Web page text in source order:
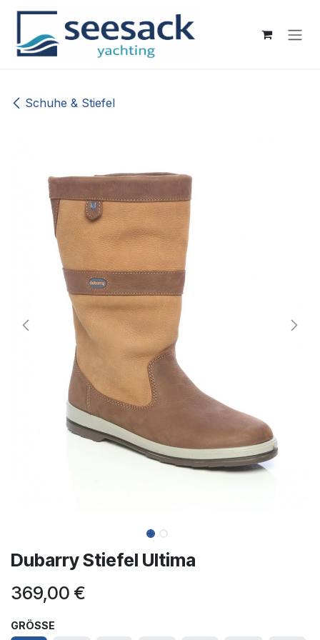
Zum Inhalt springen
Schuhe & Stiefel
Dubarry Stiefel Ultima
369,00 €
GRÖSSE